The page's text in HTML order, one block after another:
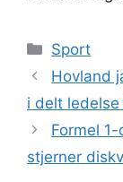
Kategorier
Sport
Hovland
i delt
Formel
stjerner